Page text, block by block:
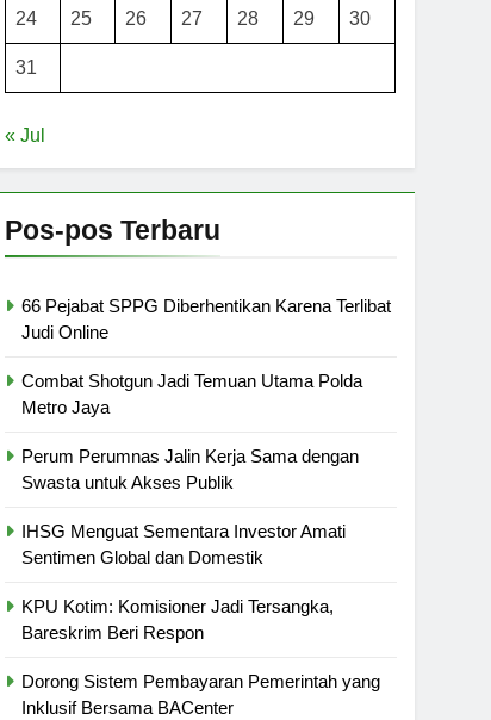
24 25 26 27 28 29 30
31
« Jul
Pos-pos Terbaru
66 Pejabat SPPG Diberhentikan Karena Terlibat
Judi Online
Combat Shotgun Jadi Temuan Utama Polda
Metro Jaya
Perum Perumnas Jalin Kerja Sama dengan
Swasta untuk Akses Publik
IHSG Menguat Sementara Investor Amati
Sentimen Global dan Domestik
KPU Kotim: Komisioner Jadi Tersangka,
Bareskrim Beri Respon
Dorong Sistem Pembayaran Pemerintah yang
Inklusif Bersama BACenter